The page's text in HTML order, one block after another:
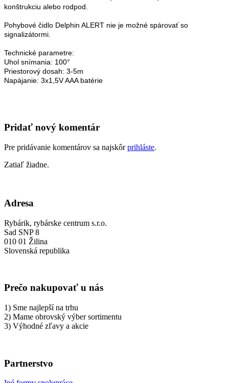
konštrukciu alebo rodpod.
Pohybové čidlo Delphin ALERT nie je možné spárovať so
signalizátormi.
Technické parametre:
Uhol snímania: 100°
Priestorový dosah: 3-5m
Napájanie: 3x1,5V AAA batérie
Pridať nový komentár
Pre pridávanie komentárov sa najskôrprihláste.
Zatiaľ žiadne.
Adresa
Rybárik, rybárske centrum s.r.o.
Sad SNP 8
010 01 Žilina
Slovenská republika
Prečo nakupovať u nás
1) Sme najlepší na trhu
2) Mame obrovský výber sortimentu
3) Výhodné zľavy a akcie
Partnerstvo